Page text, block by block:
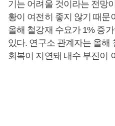
기는 어려울 것이라는 전망
황이 여전히 좋지 않기 때문
올해 철강재 수요가 1% 증
있다. 연구소 관계자는 올해
회복이 지연돼 내수 부진이